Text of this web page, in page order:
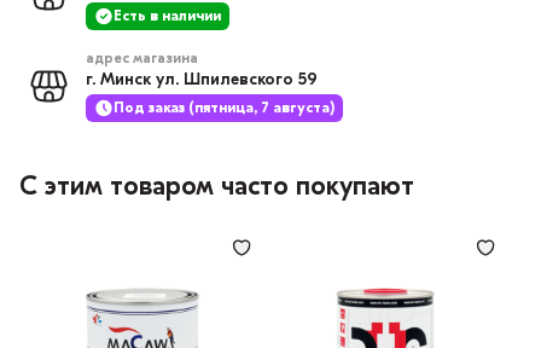
Есть в наличии
адрес магазина
г. Минск ул. Шпилевского 59
Под заказ (пятница, 7 августа)
С этим товаром часто покупают